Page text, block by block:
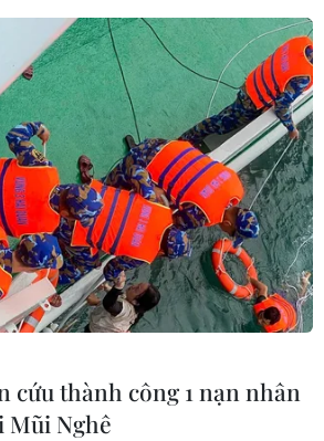
thầu không hoàn thành
tiến độ dự án giao thông
trọng điểm có kế hoạch hoàn
Bộ Giao thông Vận tải yêu cầu
tiến độ, chất lượng thi công.
cứu thành công 1 nạn nhân
Mũi Nghê